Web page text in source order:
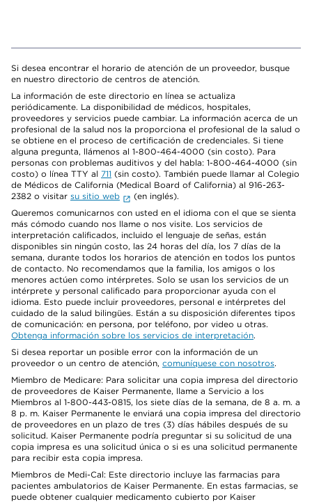
Si desea encontrar el horario de atención de un proveedor, busque
en nuestro directorio de centros de atención.
La información de este directorio en línea se actualiza
periódicamente. La disponibilidad de médicos, hospitales,
proveedores y servicios puede cambiar. La información acerca de un
profesional de la salud nos la proporciona el profesional de la salud o
se obtiene en el proceso de certificación de credenciales. Si tiene
alguna pregunta, llámenos al 1-800-464-4000 (sin costo). Para
personas con problemas auditivos y del habla: 1-800-464-4000 (sin
costo) o línea TTY al 711 (sin costo). También puede llamar al Colegio
de Médicos de California (Medical Board of California) al 916-263-
2382 o visitar su sitio web
(en inglés).
Queremos comunicarnos con usted en el idioma con el que se sienta
más cómodo cuando nos llame o nos visite. Los servicios de
interpretación calificados, incluido el lenguaje de señas, están
disponibles sin ningún costo, las 24 horas del día, los 7 días de la
semana, durante todos los horarios de atención en todos los puntos
de contacto. No recomendamos que la familia, los amigos o los
menores actúen como intérpretes. Solo se usan los servicios de un
intérprete y personal calificado para proporcionar ayuda con el
idioma. Esto puede incluir proveedores, personal e intérpretes del
cuidado de la salud bilingües. Están a su disposición diferentes tipos
de comunicación: en persona, por teléfono, por video u otras.
Obtenga información sobre los servicios de interpretación.
Si desea reportar un posible error con la información de un
proveedor o un centro de atención, comuníquese con nosotros.
Miembro de Medicare: Para solicitar una copia impresa del directorio
de proveedores de Kaiser Permanente, llame a Servicio a los
Miembros al 1-800-443-0815, los siete días de la semana, de 8 a. m. a
8 p. m. Kaiser Permanente le enviará una copia impresa del directorio
de proveedores en un plazo de tres (3) días hábiles después de su
solicitud. Kaiser Permanente podría preguntar si su solicitud de una
copia impresa es una solicitud única o si es una solicitud permanente
para recibir esta copia impresa.
Miembros de Medi-Cal: Este directorio incluye las farmacias para
pacientes ambulatorios de Kaiser Permanente. En estas farmacias, se
puede obtener cualquier medicamento cubierto por Kaiser